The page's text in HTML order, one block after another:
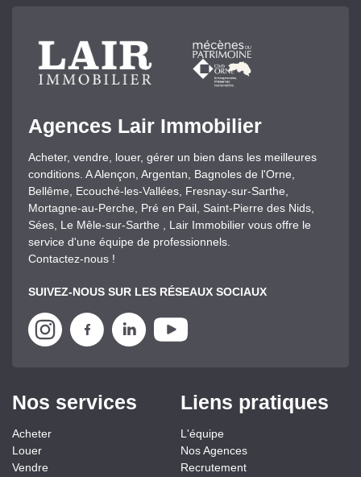
Agences Lair Immobilier
Acheter, vendre, louer, gérer un bien dans les meilleures
conditions. A Alençon, Argentan, Bagnoles de l'Orne,
Bellême, Ecouché-les-Vallées, Fresnay-sur-Sarthe,
Mortagne-au-Perche, Pré en Pail, Saint-Pierre des Nids,
Sées, Le Mêle-sur-Sarthe , Lair Immobilier vous offre le
service d'une équipe de professionnels.
Contactez-nous !
SUIVEZ-NOUS SUR LES RÉSEAUX SOCIAUX
Nos services
Acheter
Louer
Vendre
Liens pratiques
L'équipe
Nos Agences
Recrutement